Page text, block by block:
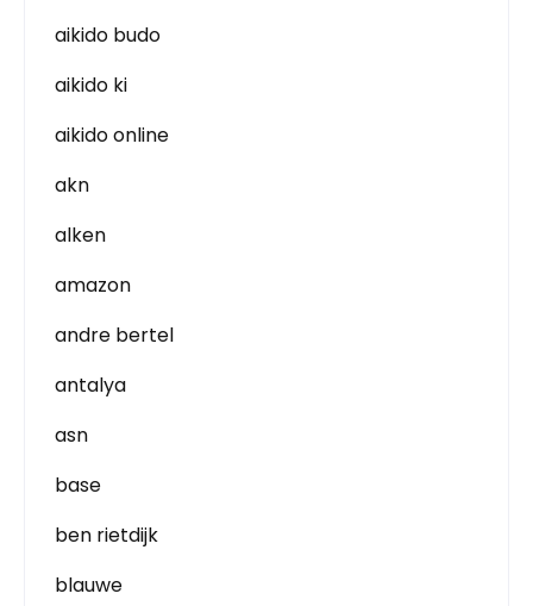
aikido budo
aikido ki
aikido online
akn
alken
amazon
andre bertel
antalya
asn
base
ben rietdijk
blauwe